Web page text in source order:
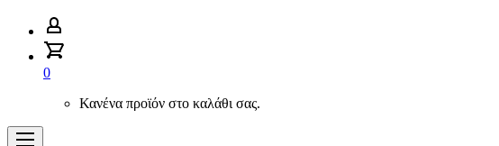
0
Κανένα προϊόν στο καλάθι σας.